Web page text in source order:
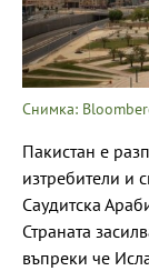
Снимка:
Пакистан е
изтребители и
Саудитска
Страната
въпреки че